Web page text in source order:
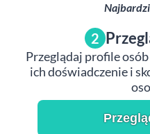
2
Przeglądaj profile
ich doświadczenie i